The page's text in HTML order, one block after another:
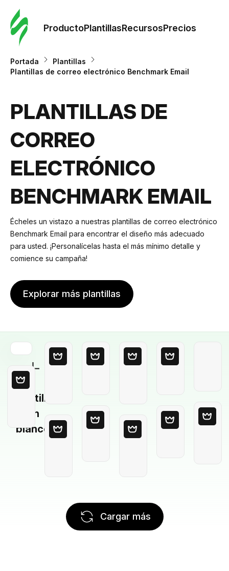
ProductoPlantillasRecursosPrecios
Portada
Plantillas
Plantillas de correo electrónico Benchmark Email
PLANTILLAS DE
CORREO
ELECTRÓNICO
BENCHMARK EMAIL
Écheles un vistazo a nuestras plantillas de correo electrónico
Benchmark Email para encontrar el diseño más adecuado
para usted. ¡Personalícelas hasta el más mínimo detalle y
comience su campaña!
Explorar más plantillas
Plantilla
en
blanco
Cargar más